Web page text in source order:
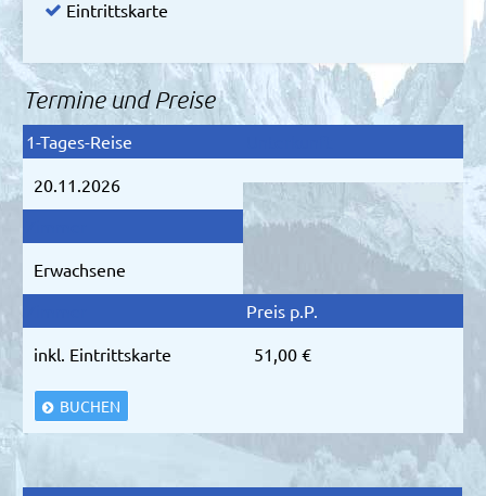
Eintrittskarte
Termine und Preise
20.11.2026
Erwachsene
inkl. Eintrittskarte 51,00 €
BUCHEN